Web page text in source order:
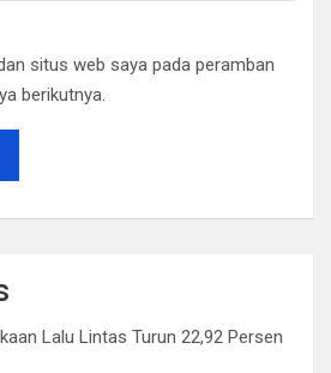
situs web saya pada peramban
berikutnya.
Lalu Lintas Turun 22,92 Persen